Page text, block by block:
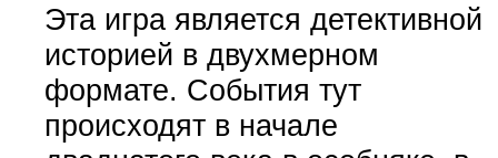
Эта игра является детективной
историей в двухмерном
формате. События тут
происходят в начале